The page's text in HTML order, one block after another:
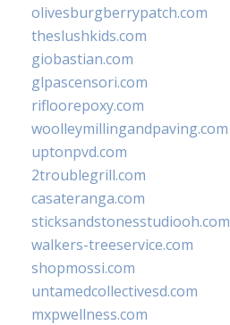
olivesburgberrypatch.com
theslushkids.com
giobastian.com
glpascensori.com
rifloorepoxy.com
woolleymillingandpaving.com
uptonpvd.com
2troublegrill.com
casateranga.com
sticksandstonesstudiooh.com
walkers-treeservice.com
shopmossi.com
untamedcollectivesd.com
mxpwellness.com